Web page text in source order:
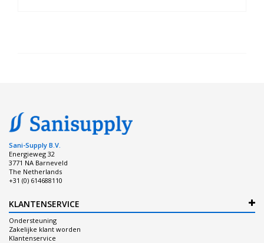
Sani-Supply B.V.
Energieweg 32
3771 NA Barneveld
The Netherlands
+31 (0) 614688110
KLANTENSERVICE
Ondersteuning
Zakelijke klant worden
Klantenservice